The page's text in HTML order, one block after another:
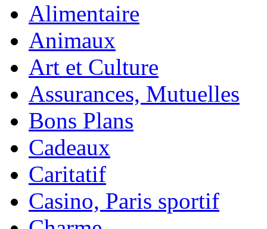
Alimentaire
Animaux
Art et Culture
Assurances, Mutuelles
Bons Plans
Cadeaux
Caritatif
Casino, Paris sportif